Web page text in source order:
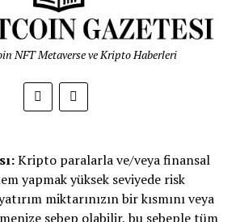
NFT Metaverse ve Kripto Haberleri
Kripto paralarla ve/veya finansal
yapmak yüksek seviyede risk
miktarınızın bir kısmını veya
sebep olabilir, bu sebeple tüm